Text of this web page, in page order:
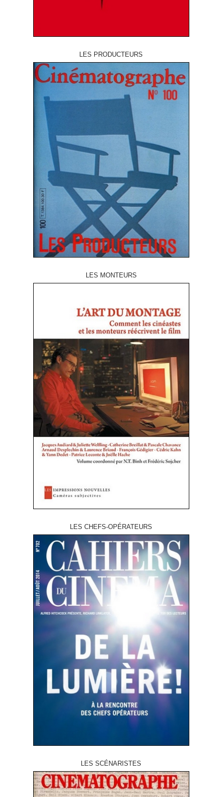
LES PRODUCTEURS
LES MONTEURS
LES CHEFS-OPÉRATEURS
LES SCÉNARISTES